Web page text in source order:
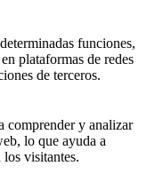
funciones,
plataformas de redes
de terceros.
comprender y analizar
lo que ayuda a
visitantes.